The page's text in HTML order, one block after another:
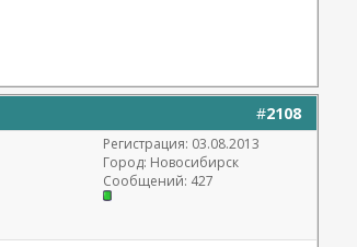
#2108
Регистрация: 03.08.2013
Город: Новосибирск
Сообщений: 427